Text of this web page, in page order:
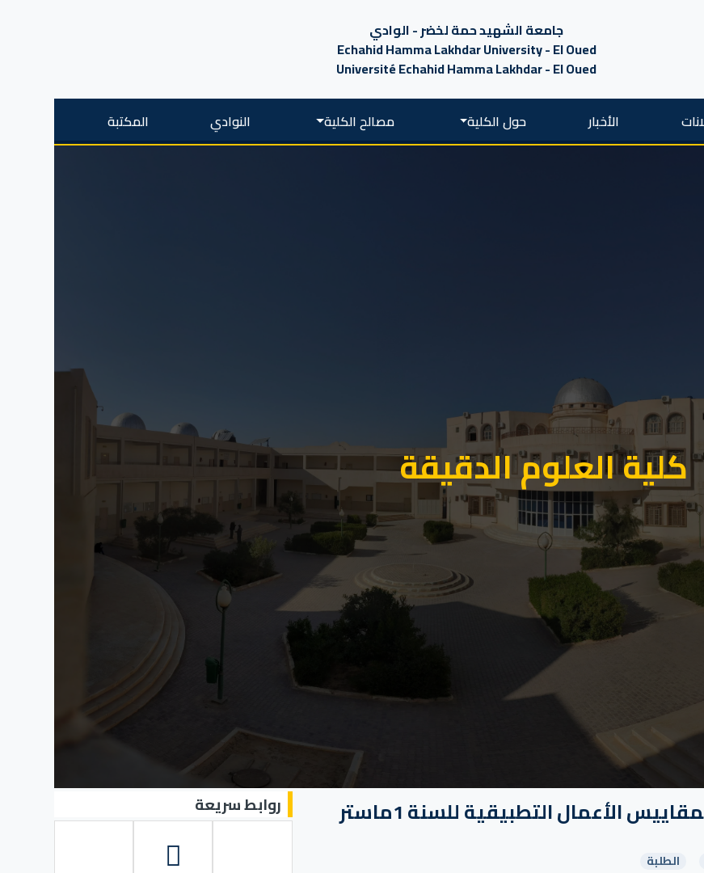
جامعة الشهيد حمة لخضر - الوادي
Echahid Hamma Lakhdar University - El Oued
Université Echahid Hamma Lakhdar - El Oued
الأخبار حول الكلية مصالح الكلية النوادي المكتبة
كلية العلوم الدقيقة
إعلان عن برمجة إمتحانات إستدراكية لمقاييس الأعمال التطبيقية للسنة 1ماستر
الطلبة
روابط سريعة